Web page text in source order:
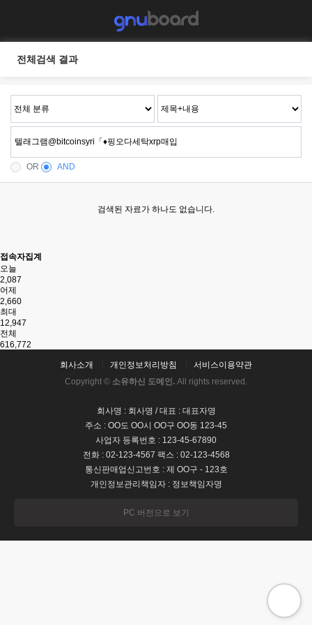
전체검색 결과
OR AND
검색된 자료가 하나도 없습니다.
접속자집계
오늘
2,087
어제
2,660
최대
12,947
전체
616,772
회사소개 개인정보처리방침
서비스이용약관
Copyright © 소유하신 도메인. All rights reserved.
회사명 : 회사명 / 대표 : 대표자명
주소 : OO도 OO시 OO구 OO동 123-45
사업자 등록번호 : 123-45-67890
전화 : 02-123-4567 팩스 : 02-123-4568
통신판매업신고번호 : 제 OO구 - 123호
개인정보관리책임자 : 정보책임자명
PC 버전으로 보기